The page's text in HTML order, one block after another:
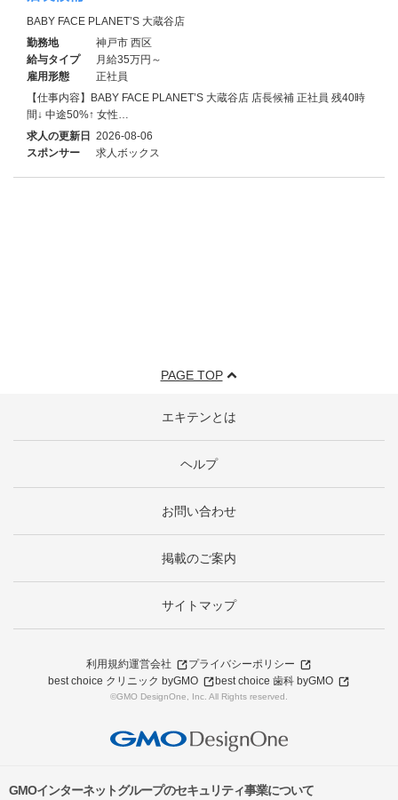
BABY FACE PLANET’S 大蔵谷店
勤務地
神戸市 西区
給与タイプ
月給35万円～
雇用形態
正社員
【仕事内容】BABY FACE PLANET’S 大蔵谷店 店長候補 正社員 残40時
間↓ 中途50%↑ 女性…
求人の更新日 2026-08-06
スポンサー
求人ボックス
PAGE TOP
エキテンとは
ヘルプ
お問い合わせ
掲載のご案内
サイトマップ
利用規約運営会社
プライバシーポリシー
best choice クリニック byGMO
best choice 歯科 byGMO
©GMO DesignOne, Inc. All Rights reserved.
GMOインターネットグループのセキュリティ事業について